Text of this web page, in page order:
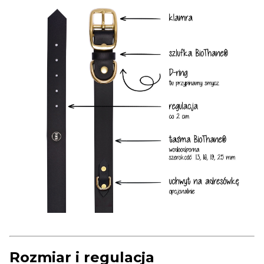
Rozmiar i regulacja